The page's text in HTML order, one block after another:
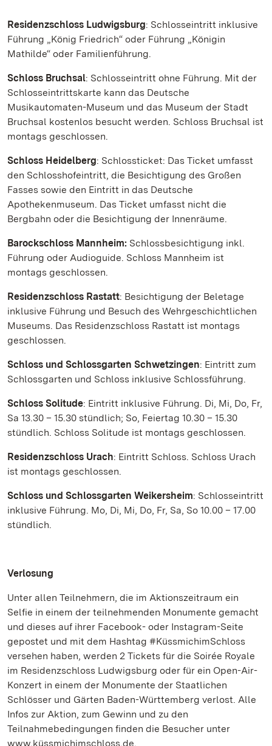
Residenzschloss Ludwigsburg: Schlosseintritt inklusive
Führung „König Friedrich“ oder Führung „Königin
Mathilde“ oder Familienführung.
Schloss Bruchsal: Schlosseintritt ohne Führung. Mit der
Schlosseintrittskarte kann das Deutsche
Musikautomaten-Museum und das Museum der Stadt
Bruchsal kostenlos besucht werden. Schloss Bruchsal ist
montags geschlossen.
Schloss Heidelberg: Schlossticket: Das Ticket umfasst
den Schlosshofeintritt, die Besichtigung des Großen
Fasses sowie den Eintritt in das Deutsche
Apothekenmuseum. Das Ticket umfasst nicht die
Bergbahn oder die Besichtigung der Innenräume.
Barockschloss Mannheim: Schlossbesichtigung inkl.
Führung oder Audioguide. Schloss Mannheim ist
montags geschlossen.
Residenzschloss Rastatt: Besichtigung der Beletage
inklusive Führung und Besuch des Wehrgeschichtlichen
Museums. Das Residenzschloss Rastatt ist montags
geschlossen.
Schloss und Schlossgarten Schwetzingen: Eintritt zum
Schlossgarten und Schloss inklusive Schlossführung.
Schloss Solitude: Eintritt inklusive Führung. Di, Mi, Do, Fr,
Sa 13.30 – 15.30 stündlich; So, Feiertag 10.30 – 15.30
stündlich. Schloss Solitude ist montags geschlossen.
Residenzschloss Urach: Eintritt Schloss. Schloss Urach
ist montags geschlossen.
Schloss und Schlossgarten Weikersheim: Schlosseintritt
inklusive Führung. Mo, Di, Mi, Do, Fr, Sa, So 10.00 – 17.00
stündlich.
Verlosung
Unter allen Teilnehmern, die im Aktionszeitraum ein
Selfie in einem der teilnehmenden Monumente gemacht
und dieses auf ihrer Facebook- oder Instagram-Seite
gepostet und mit dem Hashtag #KüssmichimSchloss
versehen haben, werden 2 Tickets für die Soirée Royale
im Residenzschloss Ludwigsburg oder für ein Open-Air-
Konzert in einem der Monumente der Staatlichen
Schlösser und Gärten Baden-Württemberg verlost. Alle
Infos zur Aktion, zum Gewinn und zu den
Teilnahmebedingungen finden die Besucher unter
www.küssmichimschloss.de.